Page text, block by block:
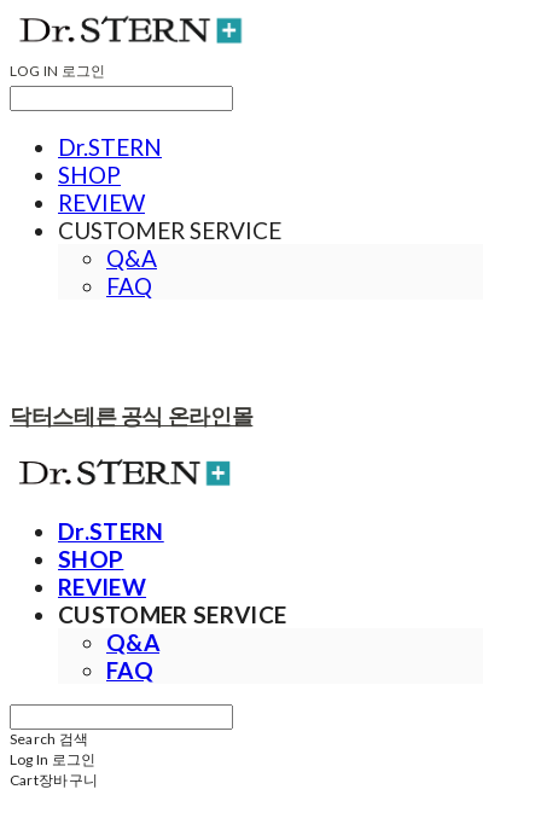
LOG IN 로그인
Dr.STERN
SHOP
REVIEW
CUSTOMER SERVICE
Q&A
FAQ
닥터스테른 공식 온라인몰
Dr.STERN
SHOP
REVIEW
CUSTOMER SERVICE
Q&A
FAQ
Search 검색
Log In 로그인
Cart장바구니